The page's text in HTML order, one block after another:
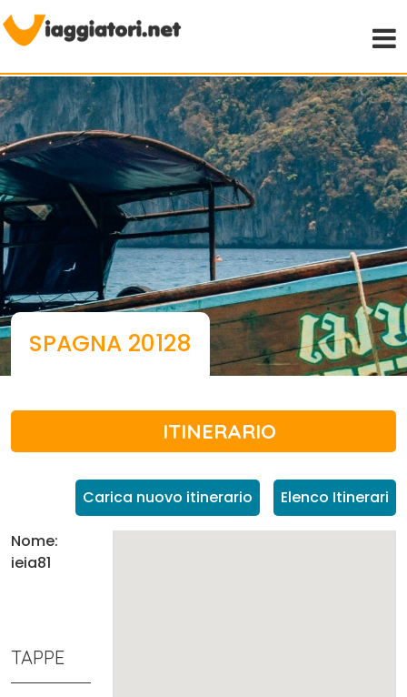
SPAGNA 20128
ITINERARIO
Carica nuovo itinerario Elenco Itinerari
Nome:
ieia81
TAPPE